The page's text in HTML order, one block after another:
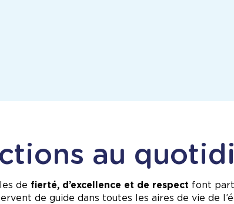
au
de fierté, d’excellence et de respect font
de guide dans toutes les aires de vie de